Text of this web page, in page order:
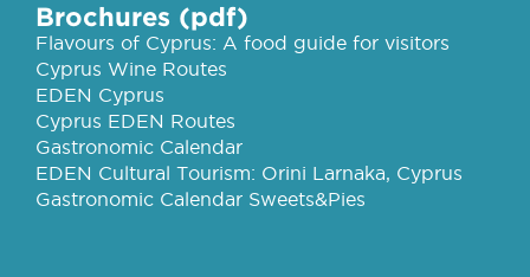
Brochures (pdf)
Flavours of Cyprus: A food guide for visitors
Cyprus Wine Routes
EDEN Cyprus
Cyprus EDEN Routes
Gastronomic Calendar
EDEN Cultural Tourism: Orini Larnaka, Cyprus
Gastronomic Calendar Sweets&Pies